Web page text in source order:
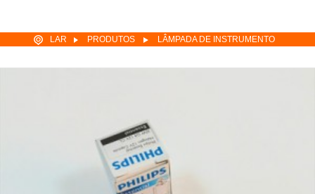
LAR PRODUTOS LÂMPADA DE INSTRUMENTO